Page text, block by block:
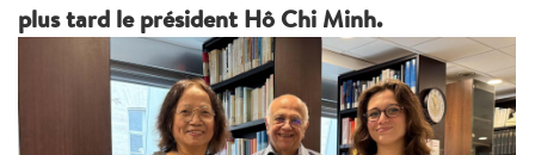
plus tard le président Hô Chi Minh.